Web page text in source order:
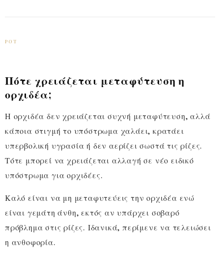
POT
Πότε χρειάζεται μεταφύτευση η
ορχιδέα;
Η ορχιδέα δεν χρειάζεται συχνή μεταφύτευση, αλλά
κάποια στιγμή το υπόστρωμα χαλάει, κρατάει
υπερβολική υγρασία ή δεν αερίζει σωστά τις ρίζες.
Τότε μπορεί να χρειάζεται αλλαγή σε νέο ειδικό
υπόστρωμα για ορχιδέες.
Καλό είναι να μη μεταφυτεύεις την ορχιδέα ενώ
είναι γεμάτη άνθη, εκτός αν υπάρχει σοβαρό
πρόβλημα στις ρίζες. Ιδανικά, περίμενε να τελειώσει
η ανθοφορία.